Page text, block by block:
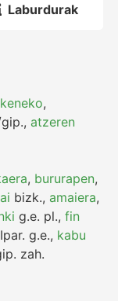
Laburdurak
,
,atzeren
, bururapen,
bizk.,amaiera,
g.e. pl.,fin
Ipar. g.e., kabu
zah.